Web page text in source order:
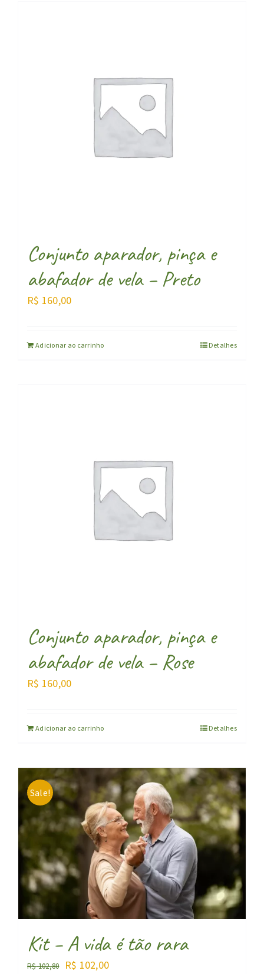
Conjunto aparador, pinça e
abafador de vela – Preto
R$ 160,00
Adicionar ao carrinho Detalhes
Conjunto aparador, pinça e
abafador de vela – Rose
R$ 160,00
Adicionar ao carrinho Detalhes
Sale!
Kit – A vida é tão rara
R$102,80 O
R$ 102,00O